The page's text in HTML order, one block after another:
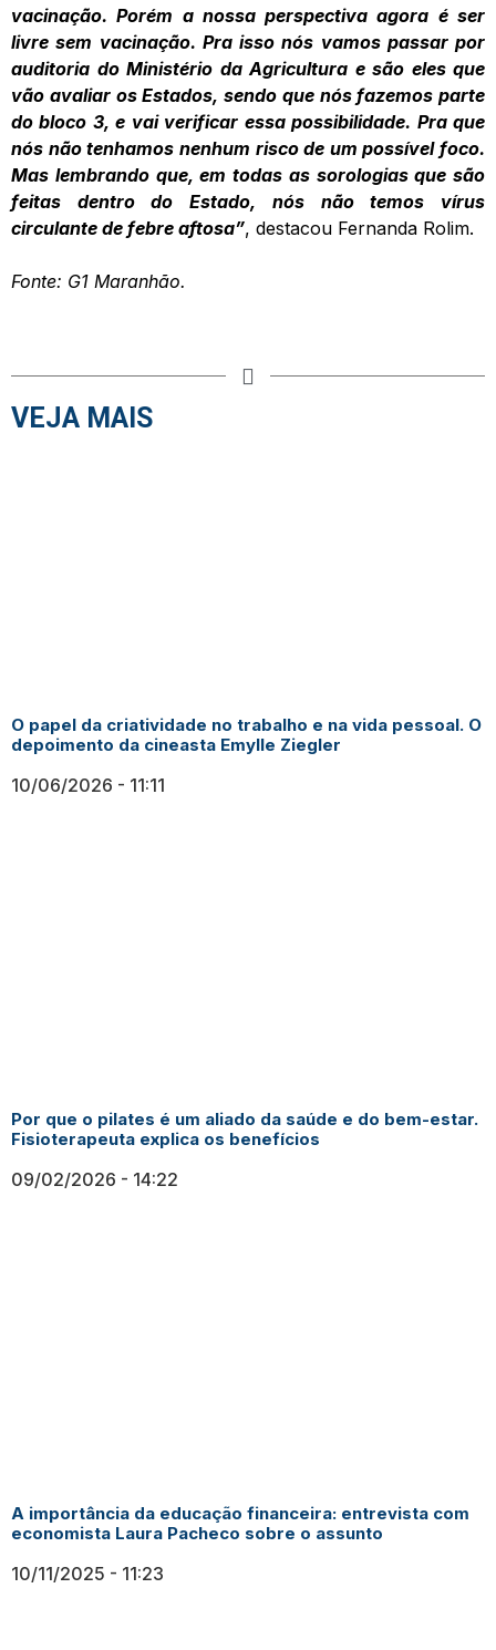
vacinação. Porém a nossa perspectiva agora é ser
livre sem vacinação. Pra isso nós vamos passar por
auditoria do Ministério da Agricultura e são eles que
vão avaliar os Estados, sendo que nós fazemos parte
do bloco 3, e vai verificar essa possibilidade. Pra que
nós não tenhamos nenhum risco de um possível foco.
Mas lembrando que, em todas as sorologias que são
feitas dentro do Estado, nós não temos vírus
circulante de febre aftosa”, destacou Fernanda Rolim.
Fonte: G1 Maranhão.
VEJA MAIS
O papel da criatividade no trabalho e na vida pessoal. O
depoimento da cineasta Emylle Ziegler
10/06/2026 11:11
Por que o pilates é um aliado da saúde e do bem-estar.
Fisioterapeuta explica os benefícios
09/02/2026 14:22
A importância da educação financeira: entrevista com
economista Laura Pacheco sobre o assunto
10/11/2025 11:23